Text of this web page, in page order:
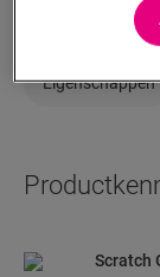
Eigenschappen
Scratch